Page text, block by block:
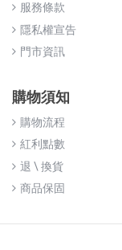
服務條款
隱私權宣告
門市資訊
購物須知
購物流程
紅利點數
退 \ 換貨
商品保固